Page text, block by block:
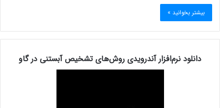
بیشتر بخوانید »
دانلود نرم‌افزار آندرویدی روش‌های تشخیص آبستنی در گاو